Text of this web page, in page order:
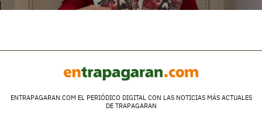
ENTRAPAGARAN.COM EL PERIÓDICO DIGITAL CON LAS NOTICIAS MÁS ACTUALES
DE TRAPAGARAN